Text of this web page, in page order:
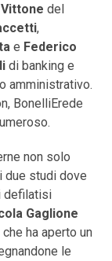
del
,
e Federico
di banking e
amministrativo.
BonelliErede
non solo
due studi dove
defilatisi
Gaglione
ha aperto un
le